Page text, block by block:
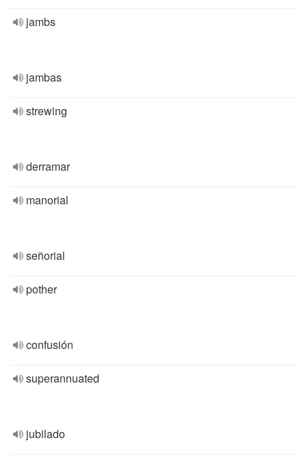
jambs
jambas
strewing
derramar
manorial
señorial
pother
confusión
superannuated
jubilado